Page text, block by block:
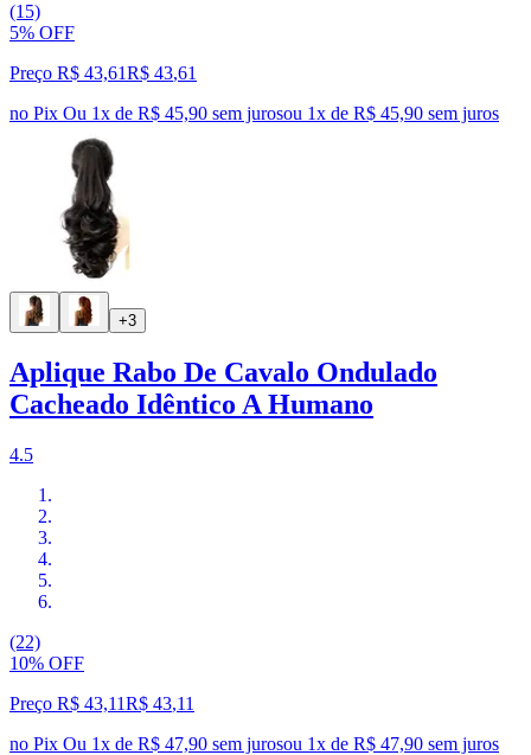
(15)
5% OFF
Preço R$ 43,61R$ 43,61
no Pix Ou 1x de R$ 45,90 sem jurosou 1x de R$ 45,90 sem juros
+3
Aplique Rabo De Cavalo Ondulado
Cacheado Idêntico A Humano
4.5
(22)
10% OFF
Preço R$ 43,11R$ 43,11
no Pix Ou 1x de R$ 47,90 sem jurosou 1x de R$ 47,90 sem juros